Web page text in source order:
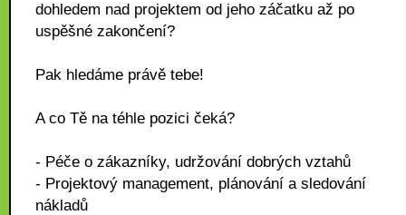
dohledem nad projektem od jeho záčatku až po
uspěšné zakončení?
Pak hledáme právě tebe!
A co Tě na téhle pozici čeká?
- Péče o zákazníky, udržování dobrých vztahů
- Projektový management, plánování a sledování
nákladů